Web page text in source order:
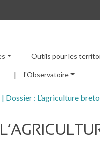
Menu principal
Outils pour les
l'Observatoire
Dossier : L’agriculture